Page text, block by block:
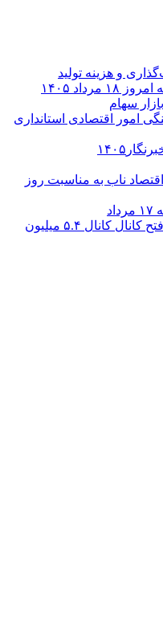
و هزینه تولید
۱۴۰۵
امور اقتصادی استانداری
ناب به مناسبت روز
*رکوردشکنی تاریخی بورس با فتح کانال کانال ۵.۴ میلیون